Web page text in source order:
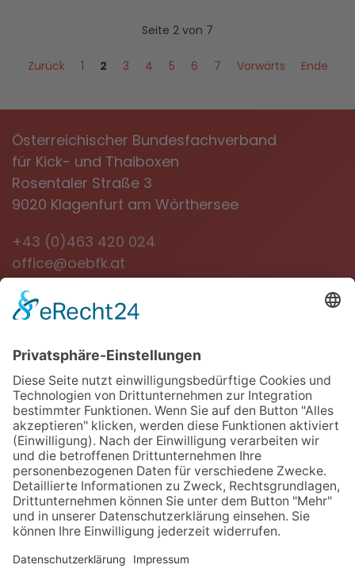
Seite 2 von 7
Zurück 1 2 3 4 5 6 7 Vorwärts Ende
Österreichischer Bundesfachverband
für Kick- und Thaiboxen
Rosentaler Straße 3
9020 Klagenfurt am Wörthersee
+43 (0)463 420 024
office@oebfk.at
NEWSLETTER
Jetzt anmelden